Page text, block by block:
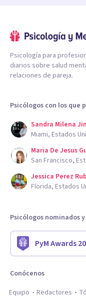
Psicología para
diarios sobre salud
relaciones de pareja.
Psicólogos con los que
Sandra Milena
Miami, Estados
Maria De Jesus
San Francisco,
Jessica Perez
Florida, Estados
Psicólogos nominados
PyM Awards
Conócenos
Equipo
Redactores